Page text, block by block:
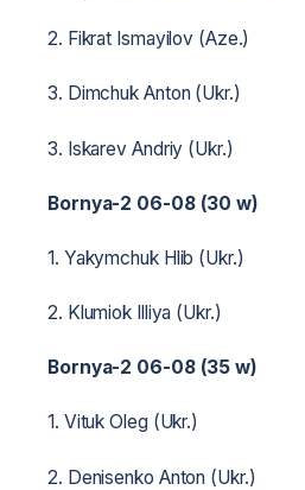
2. Fikrat Ismayilov (Aze.)
3. Dimchuk Anton (Ukr.)
3. Iskarev Andriy (Ukr.)
Bornya-2 06-08 (30 w)
1. Yakymchuk Hlib (Ukr.)
2. Klumiok Illiya (Ukr.)
Bornya-2 06-08 (35 w)
1. Vituk Oleg (Ukr.)
2. Denisenko Anton (Ukr.)